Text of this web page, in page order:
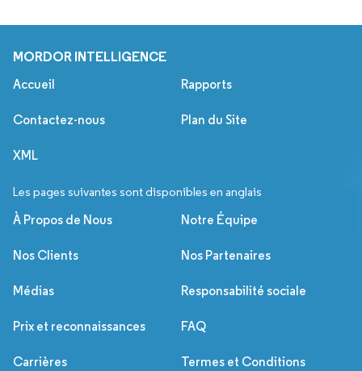
MORDOR INTELLIGENCE
Accueil Rapports
Contactez-nous Plan du Site
XML
Les pages suivantes sont disponibles en anglais
À Propos de Nous Notre Équipe
Nos Clients Nos Partenaires
Médias Responsabilité sociale
Prix et reconnaissances FAQ
Carrières Termes et Conditions